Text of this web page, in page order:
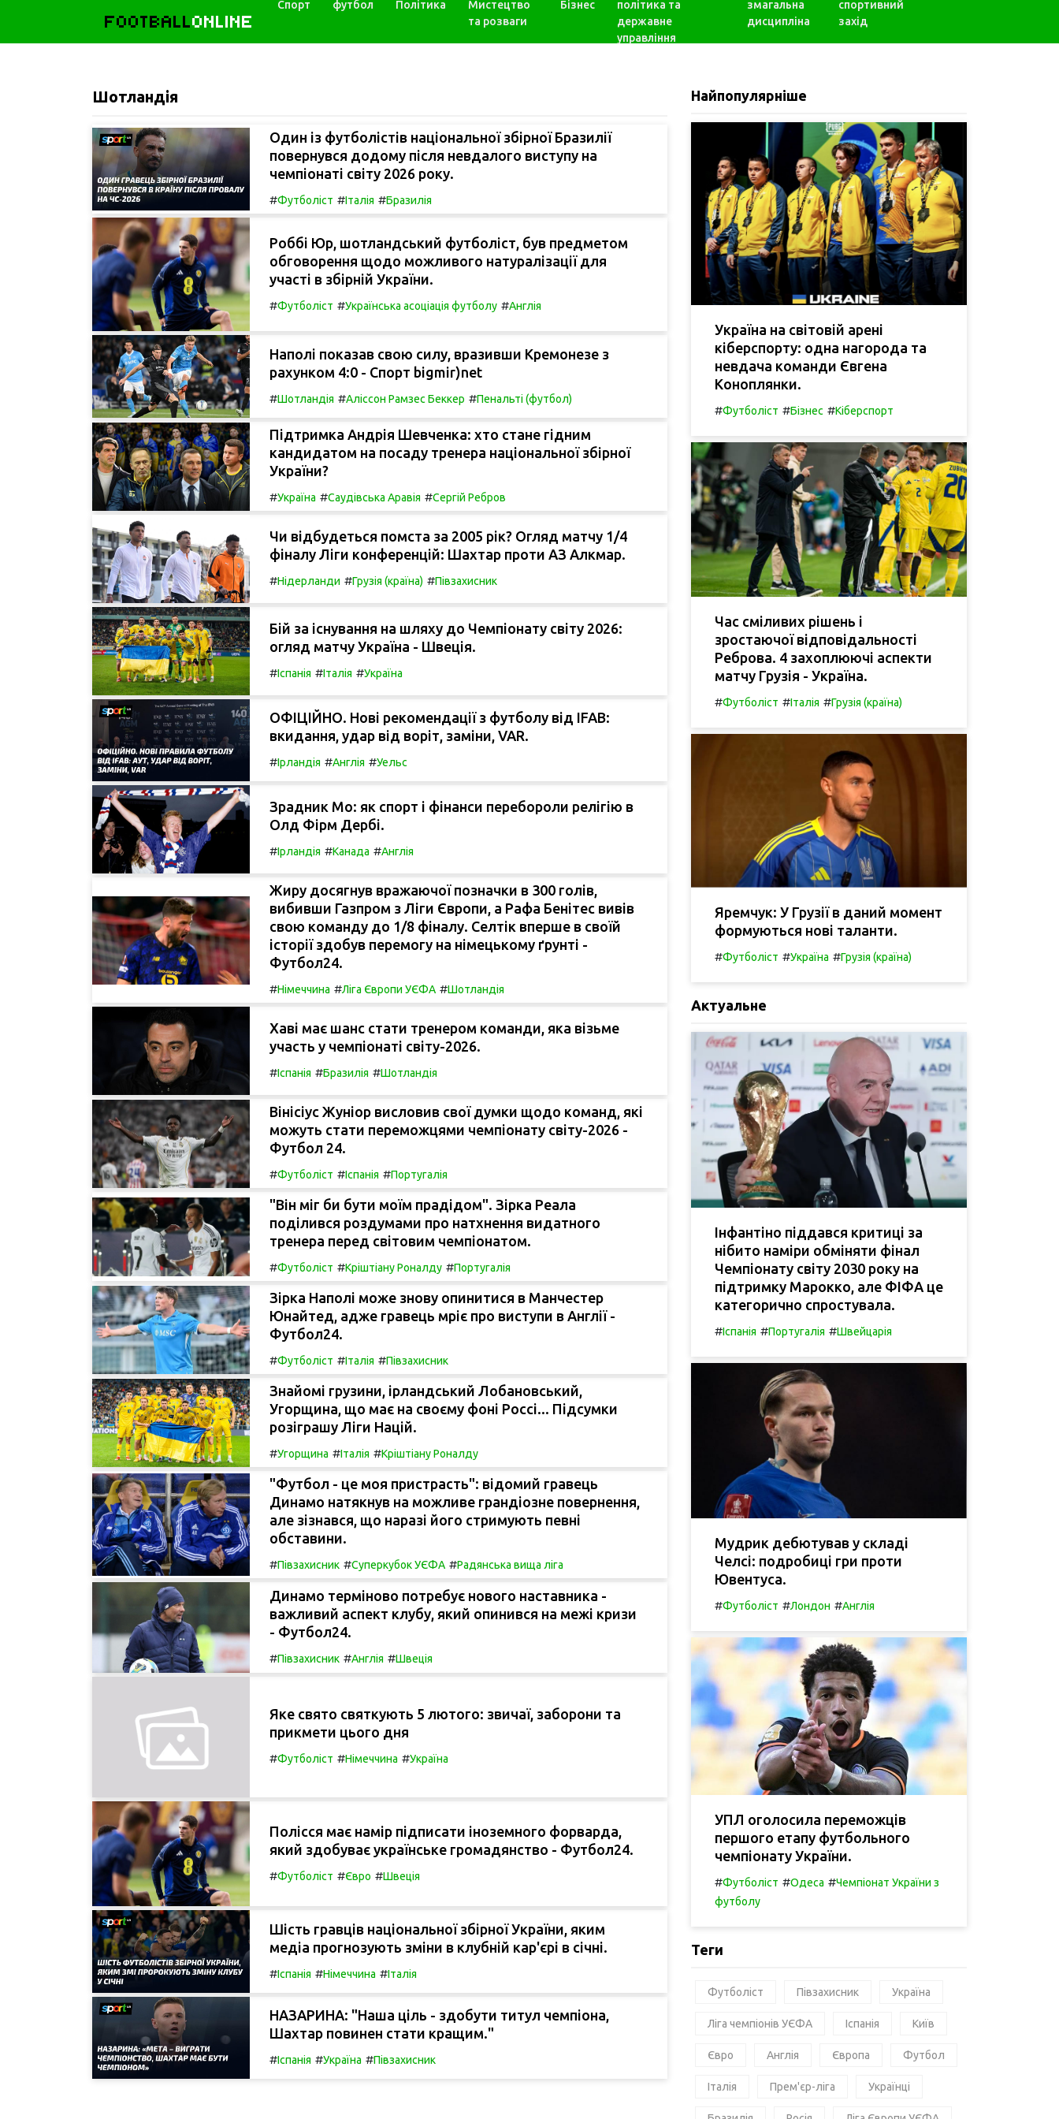
FOOTBALLONLINE
Спорт футбол Політика
Мистецтво
та розваги
Бізнес
політика та
державне
управління
змагальна
дисципліна
спортивний
захід
Шотландія
Один із футболістів національної збірної Бразилії
повернувся додому після невдалого виступу на
чемпіонаті світу 2026 року.
#Футболіст #Італія #Бразилія
Роббі Юр, шотландський футболіст, був предметом
обговорення щодо можливого натуралізації для
участі в збірній України.
#Футболіст #Українська асоціація футболу #Англія
Наполі показав свою силу, вразивши Кремонезе з
рахунком 4:0 - Спорт bigmir)net
#Шотландія #Аліссон Рамзес Беккер #Пенальті (футбол)
Підтримка Андрія Шевченка: хто стане гідним
кандидатом на посаду тренера національної збірної
України?
#Україна #Саудівська Аравія #Сергій Ребров
Чи відбудеться помста за 2005 рік? Огляд матчу 1/4
фіналу Ліги конференцій: Шахтар проти АЗ Алкмар.
#Нідерланди #Грузія (країна) #Півзахисник
Бій за існування на шляху до Чемпіонату світу 2026:
огляд матчу Україна - Швеція.
#Іспанія #Італія #Україна
ОФІЦІЙНО. Нові рекомендації з футболу від IFAB:
вкидання, удар від воріт, заміни, VAR.
#Ірландія #Англія #Уельс
Зрадник Мо: як спорт і фінанси перебороли релігію в
Олд Фірм Дербі.
#Ірландія #Канада #Англія
Жиру досягнув вражаючої позначки в 300 голів,
вибивши Газпром з Ліги Європи, а Рафа Бенітес вивів
свою команду до 1/8 фіналу. Селтік вперше в своїй
історії здобув перемогу на німецькому ґрунті -
Футбол24.
#Німеччина #Ліга Європи УЄФА #Шотландія
Хаві має шанс стати тренером команди, яка візьме
участь у чемпіонаті світу-2026.
#Іспанія #Бразилія #Шотландія
Вінісіус Жуніор висловив свої думки щодо команд, які
можуть стати переможцями чемпіонату світу-2026 -
Футбол 24.
#Футболіст #Іспанія #Португалія
"Він міг би бути моїм прадідом". Зірка Реала
поділився роздумами про натхнення видатного
тренера перед світовим чемпіонатом.
#Футболіст #Кріштіану Роналду #Португалія
Зірка Наполі може знову опинитися в Манчестер
Юнайтед, адже гравець мріє про виступи в Англії -
Футбол24.
#Футболіст #Італія #Півзахисник
Знайомі грузини, ірландський Лобановський,
Угорщина, що має на своєму фоні Россі... Підсумки
розіграшу Ліги Націй.
#Угорщина #Італія #Кріштіану Роналду
"Футбол - це моя пристрасть": відомий гравець
Динамо натякнув на можливе грандіозне повернення,
але зізнався, що наразі його стримують певні
обставини.
#Півзахисник #Суперкубок УЄФА #Радянська вища ліга
Динамо терміново потребує нового наставника -
важливий аспект клубу, який опинився на межі кризи
- Футбол24.
#Півзахисник #Англія #Швеція
Яке свято святкують 5 лютого: звичаї, заборони та
прикмети цього дня
#Футболіст #Німеччина #Україна
Полісся має намір підписати іноземного форварда,
який здобуває українське громадянство - Футбол24.
#Футболіст #Євро #Швеція
Шість гравців національної збірної України, яким
медіа прогнозують зміни в клубній кар'єрі в січні.
#Іспанія #Німеччина #Італія
НАЗАРИНА: "Наша ціль - здобути титул чемпіона,
Шахтар повинен стати кращим."
#Іспанія #Україна #Півзахисник
Найпопулярніше
Україна на світовій арені
кіберспорту: одна нагорода та
невдача команди Євгена
Коноплянки.
#Футболіст #Бізнес #Кіберспорт
Час сміливих рішень і
зростаючої відповідальності
Реброва. 4 захоплюючі аспекти
матчу Грузія - Україна.
#Футболіст #Італія #Грузія (країна)
Яремчук: У Грузії в даний момент
формуються нові таланти.
#Футболіст #Україна #Грузія (країна)
Актуальне
Інфантіно піддався критиці за
нібито наміри обміняти фінал
Чемпіонату світу 2030 року на
підтримку Марокко, але ФІФА це
категорично спростувала.
#Іспанія #Португалія #Швейцарія
Мудрик дебютував у складі
Челсі: подробиці гри проти
Ювентуса.
#Футболіст #Лондон #Англія
УПЛ оголосила переможців
першого етапу футбольного
чемпіонату України.
#Футболіст #Одеса #Чемпіонат України з
футболу
Теги
Футболіст Півзахисник Україна
Ліга чемпіонів УЄФА Іспанія Київ
Євро Англія Європа Футбол
Італія Прем'єр-ліга Українці